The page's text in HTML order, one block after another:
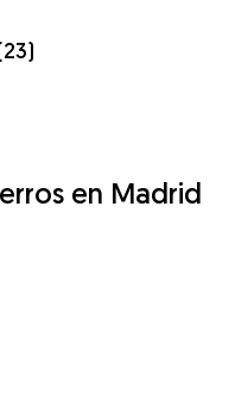
en Madrid